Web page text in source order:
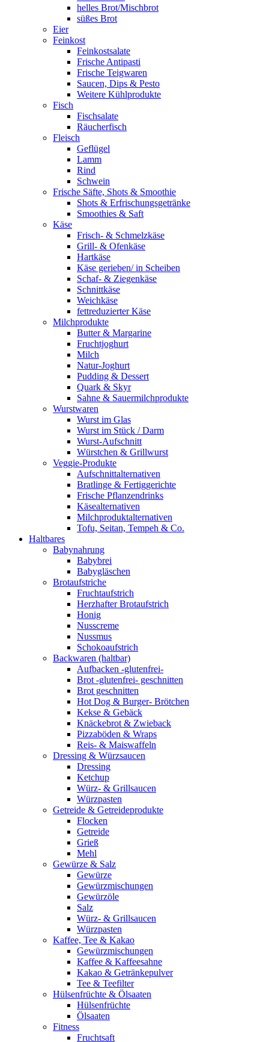
helles Brot/Mischbrot
süßes Brot
Eier
Feinkost
Feinkostsalate
Frische Antipasti
Frische Teigwaren
Saucen, Dips & Pesto
Weitere Kühlprodukte
Fisch
Fischsalate
Räucherfisch
Fleisch
Geflügel
Lamm
Rind
Schwein
Frische Säfte, Shots & Smoothie
Shots & Erfrischungsgetränke
Smoothies & Saft
Käse
Frisch- & Schmelzkäse
Grill- & Ofenkäse
Hartkäse
Käse gerieben/ in Scheiben
Schaf- & Ziegenkäse
Schnittkäse
Weichkäse
fettreduzierter Käse
Milchprodukte
Butter & Margarine
Fruchtjoghurt
Milch
Natur-Joghurt
Pudding & Dessert
Quark & Skyr
Sahne & Sauermilchprodukte
Wurstwaren
Wurst im Glas
Wurst im Stück / Darm
Wurst-Aufschnitt
Würstchen & Grillwurst
Veggie-Produkte
Aufschnittalternativen
Bratlinge & Fertiggerichte
Frische Pflanzendrinks
Käsealternativen
Milchproduktalternativen
Tofu, Seitan, Tempeh & Co.
Haltbares
Babynahrung
Babybrei
Babygläschen
Brotaufstriche
Fruchtaufstrich
Herzhafter Brotaufstrich
Honig
Nusscreme
Nussmus
Schokoaufstrich
Backwaren (haltbar)
Aufbacken -glutenfrei-
Brot -glutenfrei- geschnitten
Brot geschnitten
Hot Dog & Burger- Brötchen
Kekse & Gebäck
Knäckebrot & Zwieback
Pizzaböden & Wraps
Reis- & Maiswaffeln
Dressing & Würzsaucen
Dressing
Ketchup
Würz- & Grillsaucen
Würzpasten
Getreide & Getreideprodukte
Flocken
Getreide
Grieß
Mehl
Gewürze & Salz
Gewürze
Gewürzmischungen
Gewürzöle
Salz
Würz- & Grillsaucen
Würzpasten
Kaffee, Tee & Kakao
Gewürzmischungen
Kaffee & Kaffeesahne
Kakao & Getränkepulver
Tee & Teefilter
Hülsenfrüchte & Ölsaaten
Hülsenfrüchte
Ölsaaten
Fitness
Fruchtsaft